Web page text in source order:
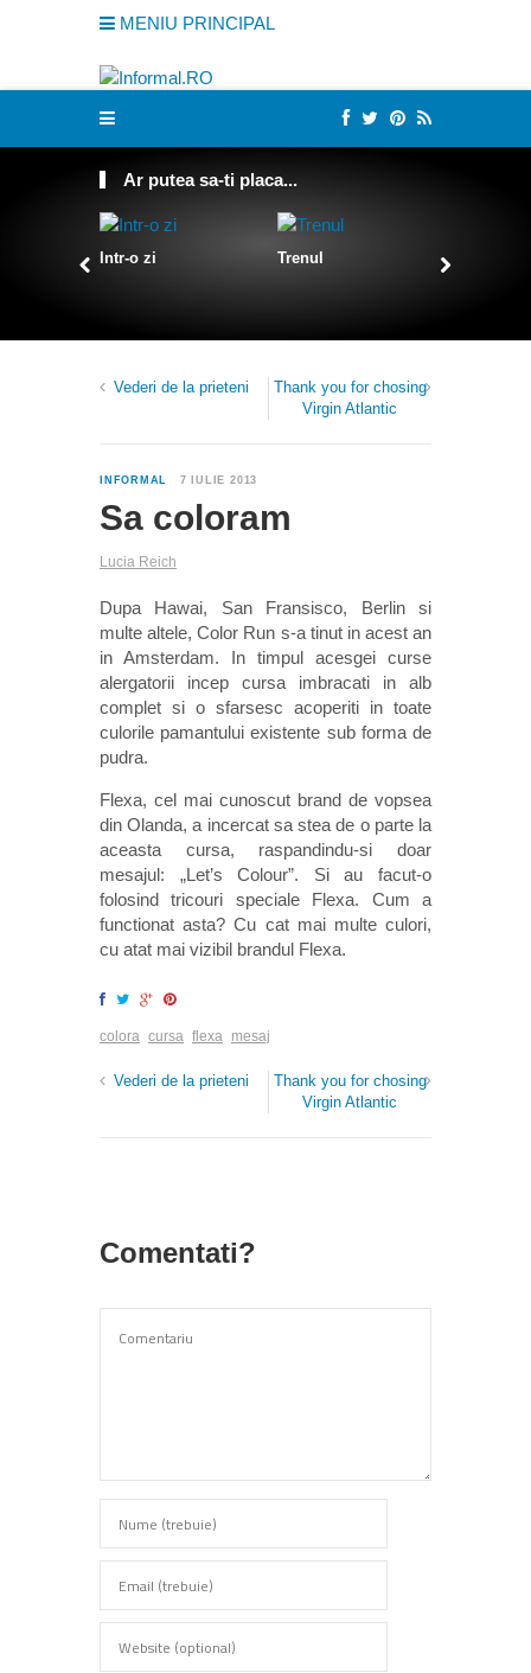
MENIU PRINCIPAL
Ar putea sa-ti placa...
Intr-o zi
Trenul
Vederi de la prieteni
Thank you for chosing
Virgin Atlantic
INFORMAL 7 IULIE 2013
Sa coloram
Lucia Reich
Dupa Hawai, San Fransisco, Berlin si
multe altele, Color Run s-a tinut in acest an
in Amsterdam. In timpul acesgei curse
alergatorii incep cursa imbracati in alb
complet si o sfarsesc acoperiti in toate
culorile pamantului existente sub forma de
pudra.
Flexa, cel mai cunoscut brand de vopsea
din Olanda, a incercat sa stea de o parte la
aceasta cursa, raspandindu-si doar
mesajul: „Let’s Colour”. Si au facut-o
folosind tricouri speciale Flexa. Cum a
functionat asta? Cu cat mai multe culori,
cu atat mai vizibil brandul Flexa.
colora cursa flexa mesaj
Vederi de la prieteni
Thank you for chosing
Virgin Atlantic
Comentati?